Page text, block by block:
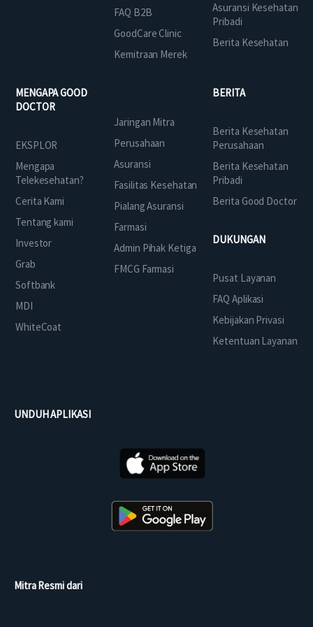
FAQ B2B
GoodCare Clinic
Kemitraan Merek
Asuransi Kesehatan
Pribadi
Berita Kesehatan
MENGAPA GOOD
DOCTOR
EKSPLOR
Mengapa
Telekesehatan?
Cerita Kami
Tentang kami
Investor
Grab
Softbank
MDI
WhiteCoat
Jaringan Mitra
Perusahaan
Asuransi
Fasilitas Kesehatan
Pialang Asuransi
Farmasi
Admin Pihak Ketiga
FMCG Farmasi
BERITA
Berita Kesehatan
Perusahaan
Berita Kesehatan
Pribadi
Berita Good Doctor
DUKUNGAN
Pusat Layanan
FAQ Aplikasi
Kebijakan Privasi
Ketentuan Layanan
UNDUH APLIKASI
Mitra Resmi dari